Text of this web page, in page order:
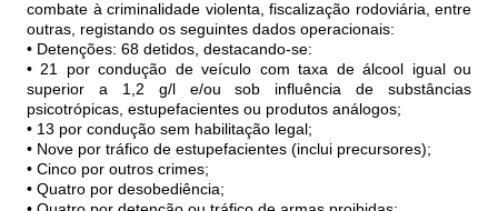
combate à criminalidade violenta, fiscalização rodoviária, entre
outras, registando os seguintes dados operacionais:
• Detenções: 68 detidos, destacando-se:
• 21 por condução de veículo com taxa de álcool igual ou
superior a 1,2 g/l e/ou sob influência de substâncias
psicotrópicas, estupefacientes ou produtos análogos;
• 13 por condução sem habilitação legal;
• Nove por tráfico de estupefacientes (inclui precursores);
• Cinco por outros crimes;
• Quatro por desobediência;